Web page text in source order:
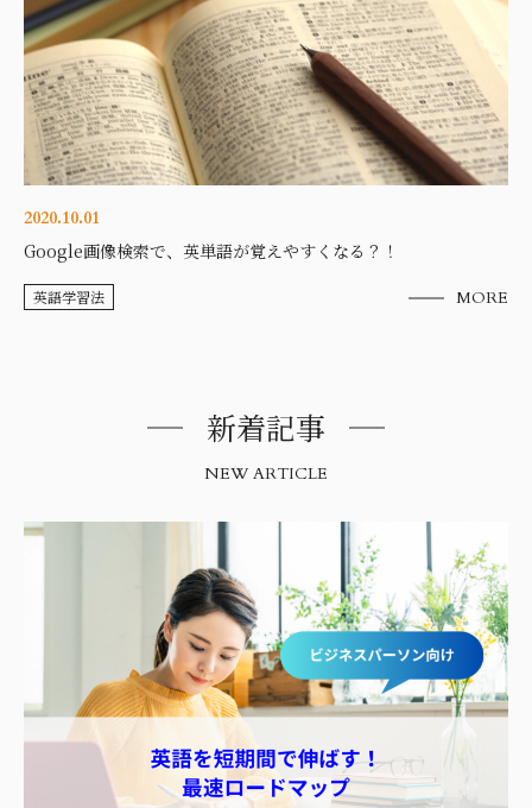
2020.10.01
Google画像検索で、英単語が覚えやすくなる？！
英語学習法 MORE
新着記事
NEW ARTICLE